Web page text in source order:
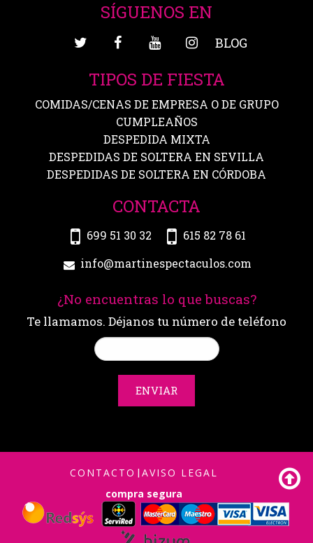
SÍGUENOS EN
BLOG
TIPOS DE FIESTA
COMIDAS/CENAS DE EMPRESA O DE GRUPO
CUMPLEAÑOS
DESPEDIDA MIXTA
DESPEDIDAS DE SOLTERA EN SEVILLA
DESPEDIDAS DE SOLTERA EN CÓRDOBA
CONTACTA
699 51 30 32
615 82 78 61
info@martinespectaculos.com
¿No encuentras lo que buscas?
Te llamamos. Déjanos tu número de teléfono
ENVIAR
CONTACTO | AVISO LEGAL
compra segura